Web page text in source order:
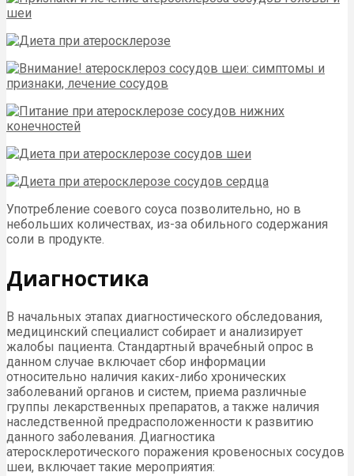
Употребление соевого соуса позволительно, но в
небольших количествах, из-за обильного содержания
соли в продукте.
Диагностика
В начальных этапах диагностического обследования,
медицинский специалист собирает и анализирует
жалобы пациента. Стандартный врачебный опрос в
данном случае включает сбор информации
относительно наличия каких-либо хронических
заболеваний органов и систем, приема различные
группы лекарственных препаратов, а также наличия
наследственной предрасположенности к развитию
данного заболевания. Диагностика
атеросклеротического поражения кровеносных сосудов
шеи, включает такие мероприятия: